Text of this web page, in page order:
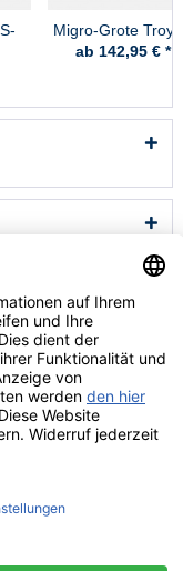
Migro-Grote
Schurwolle -
ab 142,95 € *
und zzgl.Versandkosten
der Preisermäßigung.